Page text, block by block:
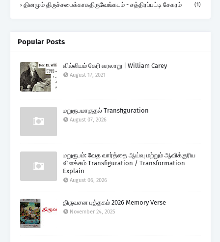
தினமும் திருச்சபைக்காகதிருவேங்கடம் - சத்திரப்பட்டி சேகரம் (1)
Popular Posts
வில்லியம் கேரி வரலாறு | William Carey
August 17, 2021
மறுரூபமாகுதல் Transfiguration
August 07, 2026
மறுரூபம்: வேத வார்த்தை ஆய்வு மற்றும் ஆவிக்குரிய
விளக்கம் Transfiguration / Transformation
Explain
August 06, 2026
திருவசன புத்தகம் 2026 Memory Verse
November 24, 2025